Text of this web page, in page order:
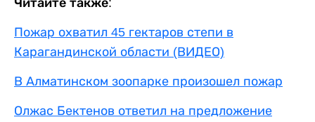
Пожар охватил 45 гектаров степи в
Карагандинской области (ВИДЕО)
В Алматинском зоопарке произошел пожар
Олжас Бектенов ответил на предложение